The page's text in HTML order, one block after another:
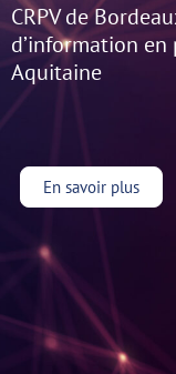
CRPV de
d’information
Aquitaine
En savoir plus